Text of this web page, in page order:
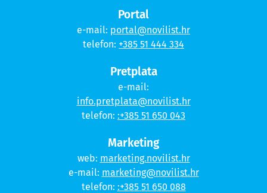
Portal
e-mail: portal@novilist.hr
telefon: +385 51 444 334
Pretplata
e-mail:
info.pretplata@novilist.hr
telefon: :+385 51 650 043
Marketing
web: marketing.novilist.hr
e-mail: marketing@novilist.hr
telefon: :+385 51 650 088